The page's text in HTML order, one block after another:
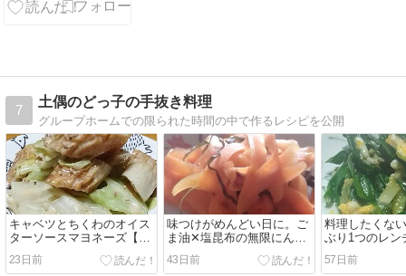
7
土偶のどっ子の手抜き料理
グループホームでの限られた時間の中で作るレシピを公開
キャベツとちくわのオイス
ターソースマヨネーズ【5
分・レンチン】
23日前
味つけがめんどい日に。ご
ま油✕塩昆布の無限にんじ
ん【包丁いらず・5分】
43日前
料理したくな
ぶり1つのレン
【5分・フラ
57日前